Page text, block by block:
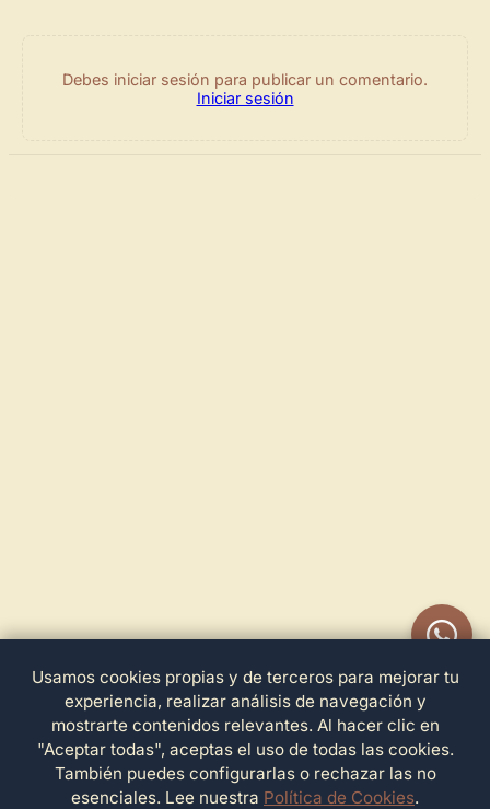
Debes iniciar sesión para publicar un comentario.
Iniciar sesión
Usamos cookies propias y de terceros para mejorar tu
experiencia, realizar análisis de navegación y
mostrarte contenidos relevantes. Al hacer clic en
"Aceptar todas", aceptas el uso de todas las cookies.
También puedes configurarlas o rechazar las no
esenciales. Lee nuestra Política de Cookies.